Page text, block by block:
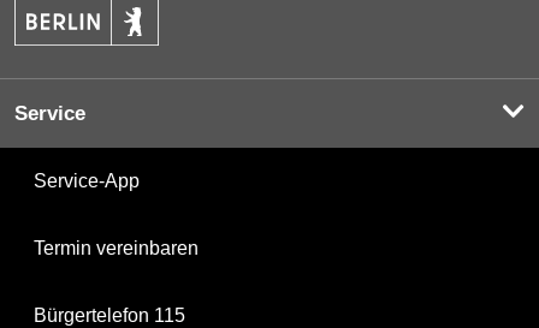
Service
Service-App
Termin vereinbaren
Bürgertelefon 115